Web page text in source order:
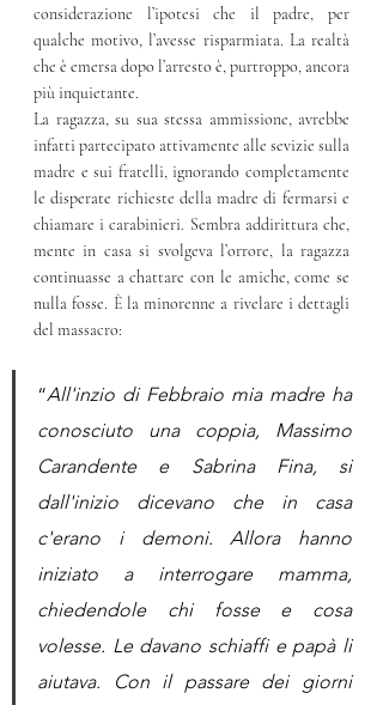
considerazione l’ipotesi che il padre, per
qualche motivo, l’avesse risparmiata. La realtà
che è emersa dopo l’arresto è, purtroppo, ancora
più inquietante.
La ragazza, su sua stessa ammissione, avrebbe
infatti partecipato attivamente alle sevizie sulla
madre e sui fratelli, ignorando completamente
le disperate richieste della madre di fermarsi e
chiamare i carabinieri. Sembra addirittura che,
mente in casa si svolgeva l’orrore, la ragazza
continuasse a chattare con le amiche, come se
nulla fosse. È la minorenne a rivelare i dettagli
del massacro:
“All'inzio di Febbraio mia madre ha
conosciuto una coppia, Massimo
Carandente e Sabrina Fina, si
dall'inizio dicevano che in casa
c'erano i demoni. Allora hanno
iniziato a interrogare mamma,
chiedendole chi fosse e cosa
volesse. Le davano schiaffi e papà li
aiutava. Con il passare dei giorni